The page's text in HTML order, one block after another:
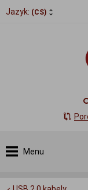
Jazyk: (CS)
Menu